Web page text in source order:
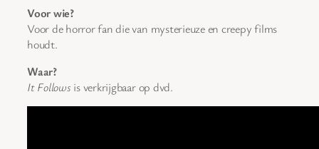
Voor wie?
Voor de horror fan die van mysterieuze en creepy films
houdt.
Waar?
It Follows is verkrijgbaar op dvd.